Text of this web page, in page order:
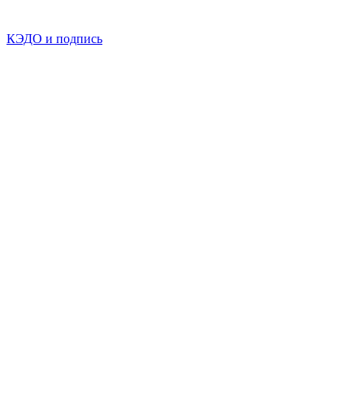
КЭДО и подпись